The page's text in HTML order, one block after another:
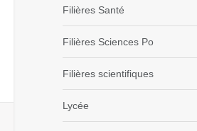
Filières Santé
Filières Sciences Po
Filières scientifiques
Lycée